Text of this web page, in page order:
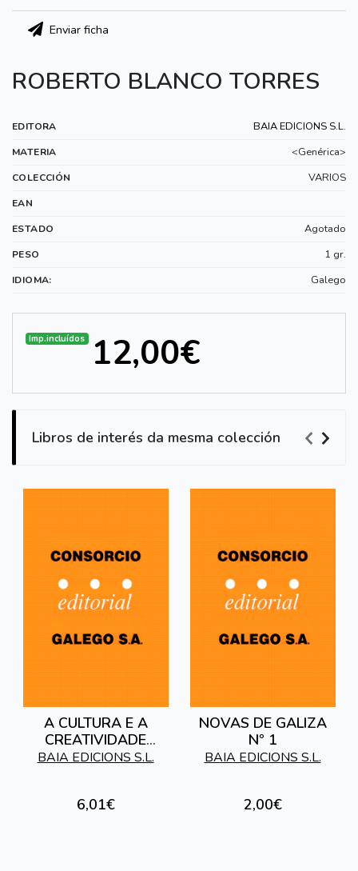
Enviar ficha
ROBERTO BLANCO TORRES
EDITORA BAIA EDICIONS S.L.
MATERIA <Genérica>
COLECCIÓN VARIOS
EAN
ESTADO
Agotado
PESO 1 gr.
IDIOMA: Galego
Imp.incluídos 12,00€
Libros de interés da mesma colección
A CULTURA E A
CREATIVIDADE
GALEGAS DE CARA
BAIA EDICIONS S.L.
6,01€
NOVAS DE GALIZA
Nº 1
BAIA EDICIONS S.L.
2,00€